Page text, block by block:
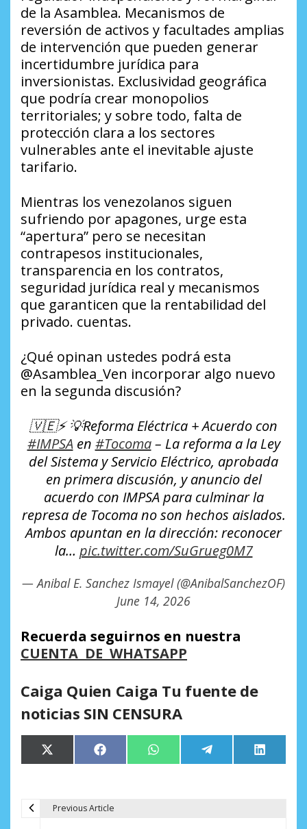
de la Asamblea. Mecanismos de
reversión de activos y facultades amplias
de intervención que pueden generar
incertidumbre jurídica para
inversionistas. Exclusividad geográfica
que podría crear monopolios
territoriales; y sobre todo, falta de
protección clara a los sectores
vulnerables ante el inevitable ajuste
tarifario.
Mientras los venezolanos siguen
sufriendo por apagones, urge esta
“apertura” pero se necesitan
contrapesos institucionales,
transparencia en los contratos,
seguridad jurídica real y mecanismos
que garanticen que la rentabilidad del
privado. cuentas.
¿Qué opinan ustedes podrá esta
@Asamblea_Ven incorporar algo nuevo
en la segunda discusión?
🇻🇪⚡️ 💡Reforma Eléctrica + Acuerdo con
#IMPSAen #Tocoma– La reforma a la Ley
del Sistema y Servicio Eléctrico, aprobada
en primera discusión, y anuncio del
acuerdo con IMPSA para culminar la
represa de Tocoma no son hechos aislados.
Ambos apuntan en la dirección: reconocer
la… pic.twitter.com/SuGrueg0M7
— Anibal E. Sanchez Ismayel (@AnibalSanchezOF)
June 14, 2026
Recuerda seguirnos en nuestra
CUENTA DE WHATSAPP
Caiga Quien Caiga Tu fuente de
noticias SIN CENSURA
Compartir
en
X
(Twitter)
Compartir
en
Facebook Compartir
en
WhatsApp Compartir
en
Telegram
en
LinkedIn
Previous Article